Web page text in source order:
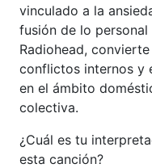
vinculado a la
fusión de lo
Radiohead,
conflictos internos y
en el ámbito
colectiva.
¿Cuál es tu
esta canción?